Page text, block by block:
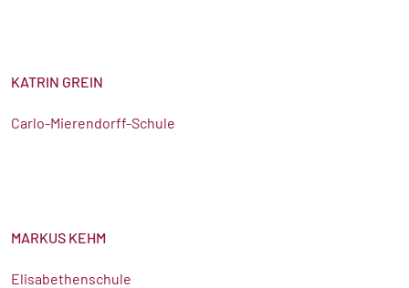
KATRIN GREIN
Carlo-Mierendorff-Schule
MARKUS KEHM
Elisabethenschule